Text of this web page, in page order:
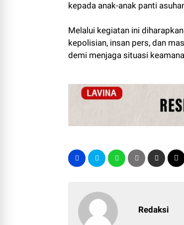
kepada anak-anak panti
Melalui kegiatan ini
kepolisian, insan pers, dan
demi menjaga situasi
Redaksi